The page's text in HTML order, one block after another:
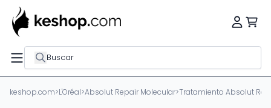
Buscar
keshop.com>L'Oréal>Absolut Repair Molecular>Tratamiento Absolut